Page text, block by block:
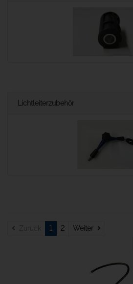
Lichtleiterzubehör
Zurück 1 2 Weiter